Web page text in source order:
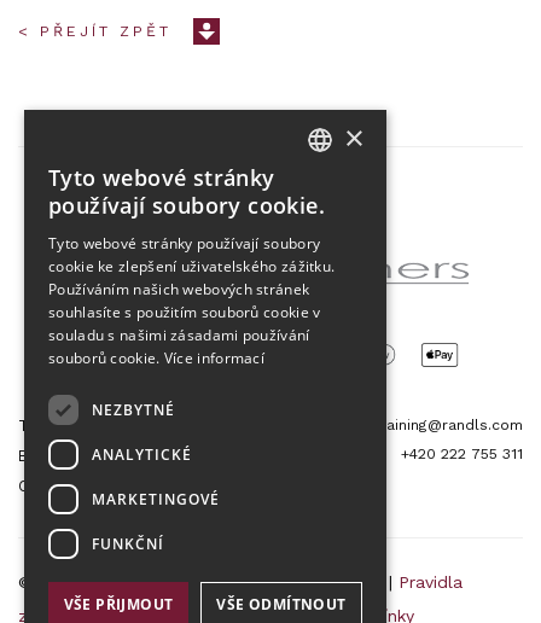
< PŘEJÍT ZPĚT
Partner projektu
Tetris Office Building
Budějovická 1550/15a
CZ 140 00, Praha 4
training@randls.com
+420 222 755 311
© 2026 Randls Training |Mapa stránek|RSS | Pravidla
zpracování osobních údajů|Obchodní podmínky
×
Tyto webové stránky
používají soubory cookie.
Tyto webové stránky používají soubory
cookie ke zlepšení uživatelského zážitku.
Používáním našich webových stránek
souhlasíte s použitím souborů cookie v
souladu s našimi zásadami používání
souborů cookie. Více informací
NEZBYTNÉ
ANALYTICKÉ
MARKETINGOVÉ
FUNKČNÍ
VŠE PŘIJMOUT VŠE ODMÍTNOUT